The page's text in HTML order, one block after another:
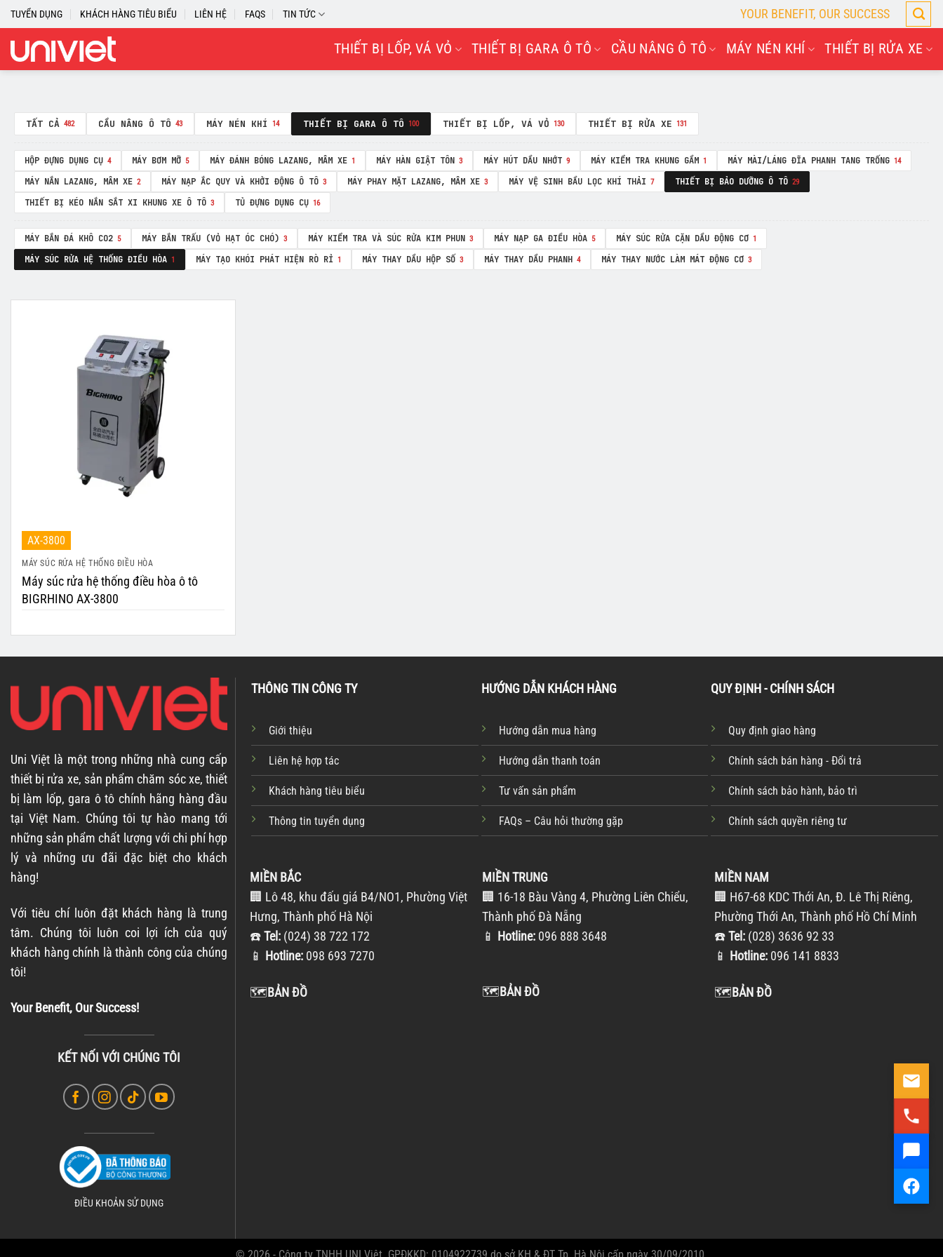
Skip
to
content
TUYỂN DỤNG KHÁCH HÀNG TIÊU BIỂU LIÊN HỆ FAQS TIN TỨC YOUR BENEFIT, OUR SUCCESS
THIẾT BỊ LỐP, VÁ VỎ THIẾT BỊ GARA Ô TÔ CẦU NÂNG Ô TÔ MÁY NÉN KHÍ THIẾT BỊ RỬA XE
TẤT CẢ 482 CẦU NÂNG Ô TÔ 43 MÁY NÉN KHÍ 14 THIẾT BỊ GARA Ô TÔ 100 THIẾT BỊ LỐP, VÁ VỎ 130 THIẾT BỊ RỬA XE 131
HỘP ĐỰNG DỤNG CỤ 4 MÁY BƠM MỠ 5 MÁY ĐÁNH BÓNG LAZANG, MÂM XE 1 MÁY HÀN GIẬT TÔN 3 MÁY HÚT DẦU NHỚT 9 MÁY KIỂM TRA KHUNG GẦM 1 MÁY MÀI/LÁNG ĐĨA PHANH TANG TRỐNG 14
MÁY NẮN LAZANG, MÂM XE 2 MÁY NẠP ẮC QUY VÀ KHỞI ĐỘNG Ô TÔ 3 MÁY PHAY MẶT LAZANG, MÂM XE 3 MÁY VỆ SINH BẦU LỌC KHÍ THẢI 7 THIẾT BỊ BẢO DƯỠNG Ô TÔ 29
THIẾT BỊ KÉO NẮN SẮT XI KHUNG XE Ô TÔ 3 TỦ ĐỰNG DỤNG CỤ 16
MÁY BẮN ĐÁ KHÔ CO2 5 MÁY BẮN TRẤU (VỎ HẠT ÓC CHÓ) 3 MÁY KIỂM TRA VÀ SÚC RỬA KIM PHUN 3 MÁY NẠP GA ĐIỀU HÒA 5 MÁY SÚC RỬA CẶN DẦU ĐỘNG CƠ 1
MÁY SÚC RỬA HỆ THỐNG ĐIỀU HÒA 1 MÁY TẠO KHÓI PHÁT HIỆN RÒ RỈ 1 MÁY THAY DẦU HỘP SỐ 3 MÁY THAY DẦU PHANH 4 MÁY THAY NƯỚC LÀM MÁT ĐỘNG CƠ 3
AX-3800
MÁY SÚC RỬA HỆ THỐNG ĐIỀU HÒA
Máy súc rửa hệ thống điều hòa ô tô
BIGRHINO AX-3800
Uni Việt là một trong những nhà cung cấp
thiết bị rửa xe, sản phẩm chăm sóc xe, thiết
bị làm lốp, gara ô tô chính hãng hàng đầu
tại Việt Nam. Chúng tôi tự hào mang tới
những sản phẩm chất lượng với chi phí hợp
lý và những ưu đãi đặc biệt cho khách
hàng!
Với tiêu chí luôn đặt khách hàng là trung
tâm. Chúng tôi luôn coi lợi ích của quý
khách hàng chính là thành công của chúng
tôi!
Your Benefit, Our Success!
KẾT NỐI VỚI CHÚNG TÔI
ĐIỀU KHOẢN SỬ DỤNG
THÔNG TIN CÔNG TY
Giới thiệu
Liên hệ hợp tác
Khách hàng tiêu biểu
Thông tin tuyển dụng
HƯỚNG DẪN KHÁCH HÀNG
Hướng dẫn mua hàng
Hướng dẫn thanh toán
Tư vấn sản phẩm
FAQs – Câu hỏi thường gặp
QUY ĐỊNH - CHÍNH SÁCH
Quy định giao hàng
Chính sách bán hàng - Đổi trả
Chính sách bảo hành, bảo trì
Chính sách quyền riêng tư
MIỀN BẮC
🏢 Lô 48, khu đấu giá B4/NO1, Phường Việt
Hưng, Thành phố Hà Nội
☎️Tel: (024) 38 722 172
📱 Hotline: 098 693 7270
🗺️BẢN ĐỒ
MIỀN TRUNG
🏢 16-18 Bàu Vàng 4, Phường Liên Chiểu,
Thành phố Đà Nẵng
📱 Hotline: 096 888 3648
🗺️BẢN ĐỒ
MIỀN NAM
🏢 H67-68 KDC Thới An, Đ. Lê Thị Riêng,
Phường Thới An, Thành phố Hồ Chí Minh
☎️Tel: (028) 3636 92 33
📱 Hotline: 096 141 8833
🗺️BẢN ĐỒ